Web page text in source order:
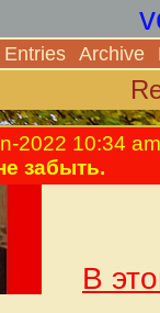
Entries Archive
2022 10:34 am
забыть.
В